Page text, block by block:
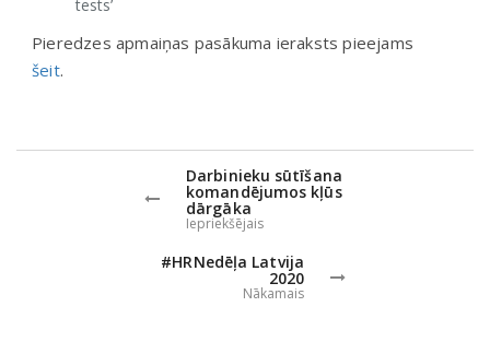
tests’
Pieredzes apmaiņas pasākuma ieraksts pieejams
šeit.
Darbinieku sūtīšana
komandējumos kļūs
dārgāka
Iepriekšējais
#HRNedēļa Latvija
2020
Nākamais